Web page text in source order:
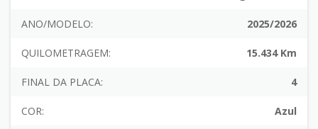
ANO/MODELO: 2025/2026
QUILOMETRAGEM: 15.434 Km
FINAL DA PLACA: 4
COR: Azul